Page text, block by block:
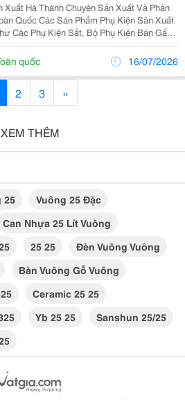
Hà Thành Chuyên Sản Xuất Và Phân
Quốc Các Sản Phẩm Phụ Kiện Sản Xuất
Các Phụ Kiện Sắt, Bộ Phụ Kiện Bàn Gấp
Liên Kết Mặt Bàn, Móc Treo Cặp, Uren,
Chân Tăng Chỉnh Chiều Cao, Nắp
quốc 16/07/2026
2 3 »
XEM THÊM
25
Vuông 25 Đặc
Can Nhựa 25 Lít Vuông
25 25
Đèn Vuông Vuông
Bàn Vuông Gỗ Vuông
Ceramic 25 25
Yb 25 25
Sanshun 25/25